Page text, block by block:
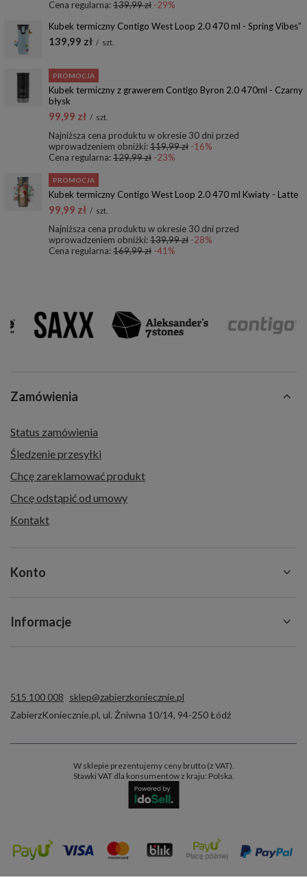
Cena regularna:139,99 zł -29%
Kubek termiczny Contigo West Loop 2.0 470 ml - Spring Vibes”
139,99 zł / szt.
PROMOCJA
Kubek termiczny z grawerem Contigo Byron 2.0 470ml - Czarny
błysk
99,99 zł / szt.
Najniższa cena produktu w okresie 30 dni przed
wprowadzeniem obniżki:119,99 zł -16%
Cena regularna:129,99 zł -23%
PROMOCJA
Kubek termiczny Contigo West Loop 2.0 470 ml Kwiaty - Latte
99,99 zł / szt.
Najniższa cena produktu w okresie 30 dni przed
wprowadzeniem obniżki:139,99 zł -28%
Cena regularna:169,99 zł -41%
Zamówienia
Status zamówienia
Śledzenie przesyłki
Chcę zareklamować produkt
Chcę odstąpić od umowy
Kontakt
Konto
Informacje
515 100 008 sklep@zabierzkoniecznie.pl
ZabierzKoniecznie.pl, ul. Żniwna 10/14, 94-250Łódź
W sklepie prezentujemy ceny brutto (z VAT).
Stawki VAT dla konsumentów z kraju: Polska